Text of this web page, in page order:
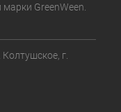
GreenWeen.
г.